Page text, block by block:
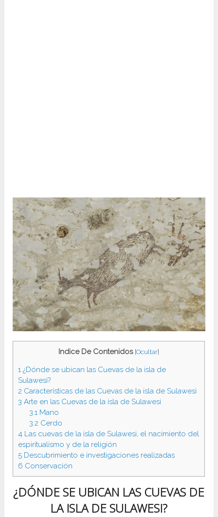
Indice De Contenidos [Ocultar]
1 ¿Dónde se ubican las Cuevas de la isla de
Sulawesi?
2 Características de las Cuevas de la isla de Sulawesi
3 Arte en las Cuevas de la isla de Sulawesi
3.1Mano
3.2 Cerdo
4 Las cuevas de la isla de Sulawesi, el nacimiento del
espiritualismo y de la religión
5 Descubrimiento e investigaciones realizadas
6 Conservación
¿DÓNDE SE UBICAN LAS CUEVAS DE
LA ISLA DE SULAWESI?